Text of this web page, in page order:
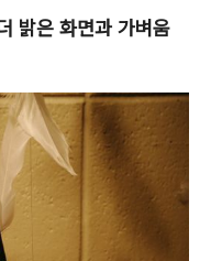
밝은 화면과 가벼움